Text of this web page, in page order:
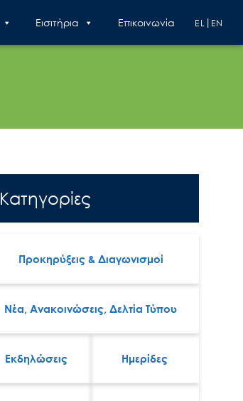
Εισιτήρια Επικοινωνία EN
EL
Κατηγορίες
Προκηρύξεις & Διαγωνισμοί
Νέα, Ανακοινώσεις, Δελτία Τύπου
Εκδηλώσεις Ημερίδες